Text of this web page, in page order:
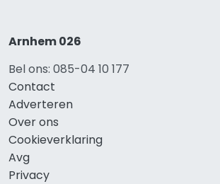
Arnhem 026
Bel ons: 085-04 10 177
Contact
Adverteren
Over ons
Cookieverklaring
Avg
Privacy